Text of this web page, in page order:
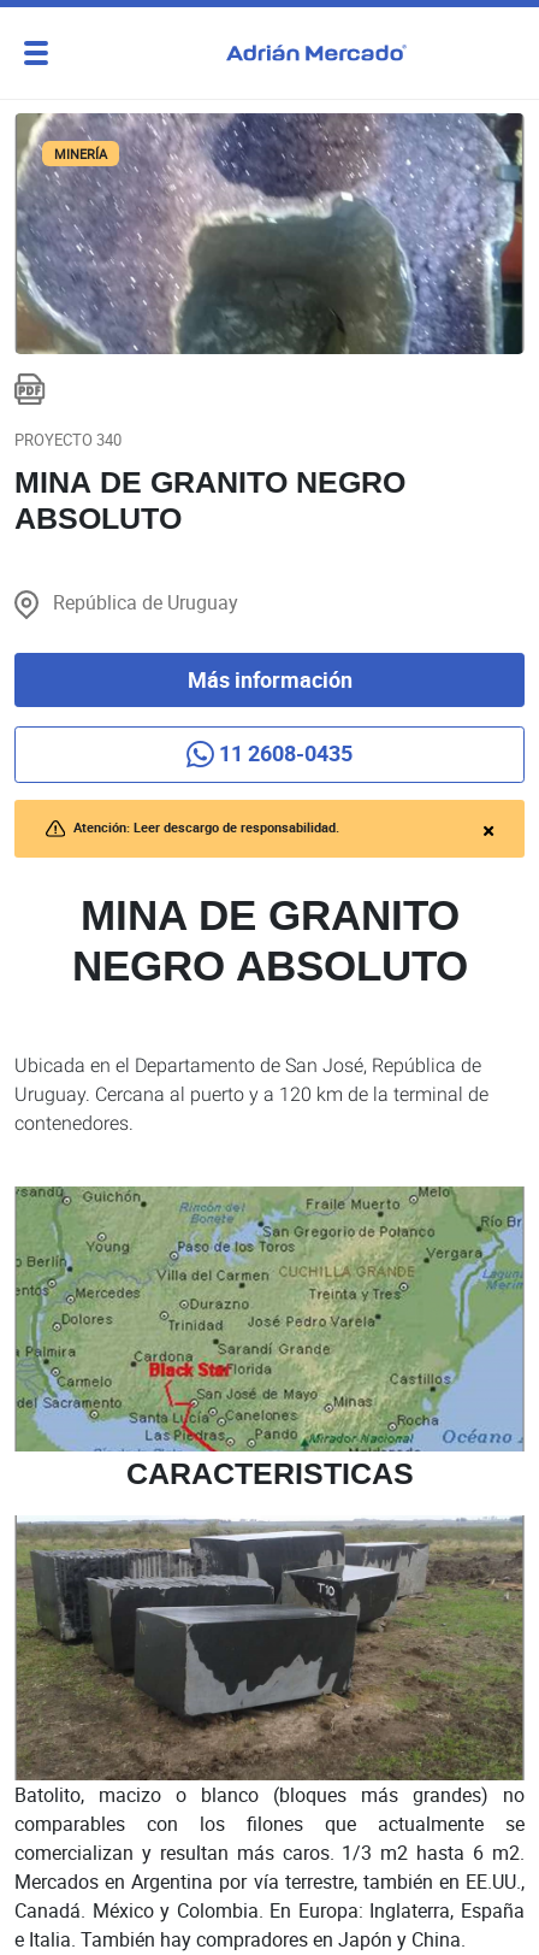
MINERÍA
PROYECTO 340
MINA DE GRANITO NEGRO
ABSOLUTO
República de Uruguay
Más información
11 2608-0435
Atención: Leer descargo de responsabilidad.
MINA DE GRANITO
NEGRO ABSOLUTO
Ubicada en el Departamento de San José, República de
Uruguay. Cercana al puerto y a 120 km de la terminal de
contenedores.
CARACTERISTICAS
Batolito, macizo o blanco (bloques más grandes) no
comparables con los filones que actualmente se
comercializan y resultan más caros. 1/3 m2 hasta 6 m2.
Mercados en Argentina por vía terrestre, también en EE.UU.,
Canadá. México y Colombia. En Europa: Inglaterra, España
e Italia. También hay compradores en Japón y China.